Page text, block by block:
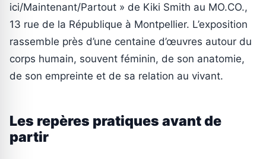
ici/Maintenant/Partout » de Kiki Smith au MO.CO.,
13 rue de la République à Montpellier. L’exposition
rassemble près d’une centaine d’œuvres autour du
corps humain, souvent féminin, de son anatomie,
de son empreinte et de sa relation au vivant.
Les repères pratiques avant de
partir